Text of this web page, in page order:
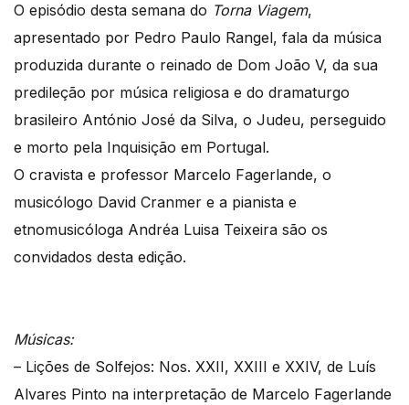
O episódio desta semana do Torna Viagem,
apresentado por Pedro Paulo Rangel, fala da música
produzida durante o reinado de Dom João V, da sua
predileção por música religiosa e do dramaturgo
brasileiro António José da Silva, o Judeu, perseguido
e morto pela Inquisição em Portugal.
O cravista e professor Marcelo Fagerlande, o
musicólogo David Cranmer e a pianista e
etnomusicóloga Andréa Luisa Teixeira são os
convidados desta edição.
Músicas:
– Lições de Solfejos: Nos. XXII, XXIII e XXIV, de Luís
Alvares Pinto na interpretação de Marcelo Fagerlande